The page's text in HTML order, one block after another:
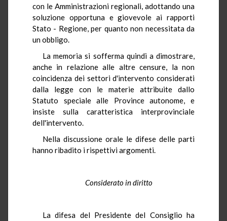
con le Amministrazioni regionali, adottando una
soluzione opportuna e giovevole ai rapporti
Stato - Regione, per quanto non necessitata da
un obbligo.
La memoria si sofferma quindi a dimostrare,
anche in relazione alle altre censure, la non
coincidenza dei settori d'intervento considerati
dalla legge con le materie attribuite dallo
Statuto speciale alle Province autonome, e
insiste sulla caratteristica interprovinciale
dell'intervento.
Nella discussione orale le difese delle parti
hanno ribadito i rispettivi argomenti.
Considerato in diritto
La difesa del Presidente del Consiglio ha